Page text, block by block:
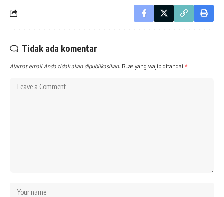
Tidak ada komentar
Alamat email Anda tidak akan dipublikasikan. Ruas yang wajib ditandai *